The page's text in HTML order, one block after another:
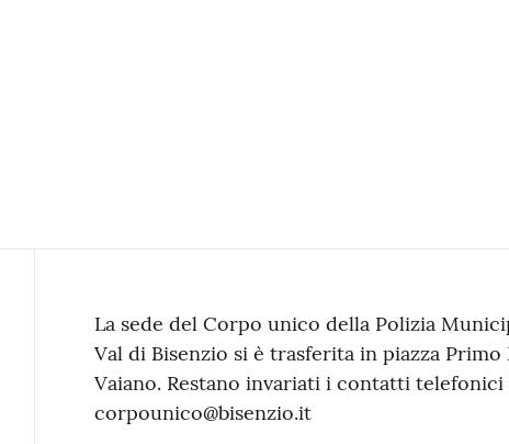
Contenuto
La sede del Corpo unico della Polizia
Val di Bisenzio si è trasferita in piazza
Vaiano. Restano invariati i contatti telefonici
corpounico@bisenzio.it